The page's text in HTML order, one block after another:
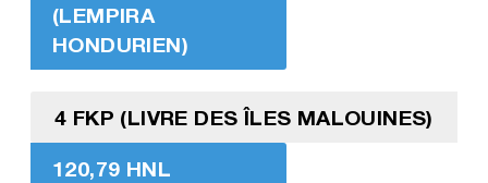
(LEMPIRA
HONDURIEN)
4 FKP (LIVRE DES ÎLES MALOUINES)
120,79 HNL